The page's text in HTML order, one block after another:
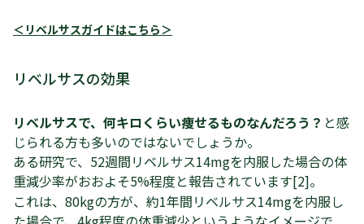
＜リベルサスガイドはこちら＞
リベルサスの効果
リベルサスで、何キロくらい痩せるものなんだろう？ と感
じられる方も多いのではないでしょうか。
ある研究で、52週間リベルサス14mgを内服した場合の体
重減少率がおおよそ5%程度と報告されています[2]。
これは、80kgの方が、約1年間リベルサス14mgを内服し